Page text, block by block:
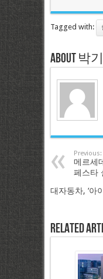
Tagged with:
About 박
Previous:
메르세
페스타
대자동차, ‘아
Related